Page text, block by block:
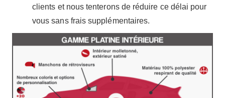
clients et nous tenterons de réduire ce délai pour
vous sans frais supplémentaires.